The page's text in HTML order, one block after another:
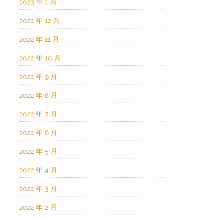
2023 年 1 月
2022 年 12 月
2022 年 11 月
2022 年 10 月
2022 年 9 月
2022 年 8 月
2022 年 7 月
2022 年 6 月
2022 年 5 月
2022 年 4 月
2022 年 3 月
2022 年 2 月